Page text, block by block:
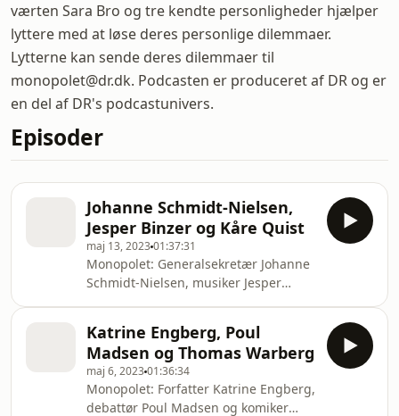
værten Sara Bro og tre kendte personligheder hjælper
lyttere med at løse deres personlige dilemmaer.
Lytterne kan sende deres dilemmaer til
monopolet@dr.dk. Podcasten er produceret af DR og er
en del af DR's podcastunivers.
Episoder
Johanne Schmidt-Nielsen,
Jesper Binzer og Kåre Quist
maj 13, 202301:37:31
Monopolet: Generalsekretær Johanne
Schmidt-Nielsen, musiker Jesper
håber at blive fejret til mors dag, men
hendes mand Martin har planlagt
druktur den pågældende weekend. 2.
Petrine er blevet tilkendt
Katrine Engberg, Poul
Madsen og Thomas Warberg
maj 6, 202301:36:34
Monopolet: Forfatter Katrine Engberg,
debattør Poul Madsen og komiker